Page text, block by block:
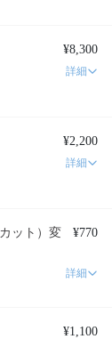
¥8,300
詳細
¥2,200
詳細
ット）変
¥770
詳細
¥1,100